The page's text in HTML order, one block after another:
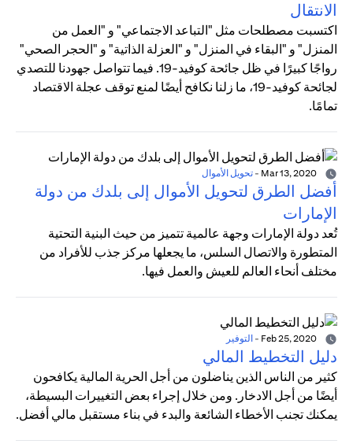
الانتقال
اكتسبت مصطلحات مثل "التباعد الاجتماعي" و "العمل من
المنزل" و "البقاء في المنزل" و "العزلة الذاتية" و "الحجر الصحي"
رواجًا كبيرًا في ظل جائحة كوفيد-19. فيما تتواصل جهودنا للتصدي
لجائحة كوفيد-19، ما زلنا نكافح أيضًا لمنع توقف عجلة الاقتصاد
تمامًا.
- تحويل الأموال
أفضل الطرق لتحويل الأموال إلى بلدك من دولة
الإمارات
تُعد دولة الإمارات وجهة عالمية تتميز من حيث البنية التحتية
المتطورة والاتصال السلس، ما يجعلها مركز جذب للأفراد من
مختلف أنحاء العالم للعيش والعمل فيها.
- التوفير
دليل التخطيط المالي
كثير من الناس الذين يناضلون من أجل الحرية المالية يكافحون
أيضًا من أجل الادخار. ومن خلال إجراء بعض التغييرات البسيطة،
يمكنك تجنب الأخطاء الشائعة والبدء في بناء مستقبل مالي أفضل.